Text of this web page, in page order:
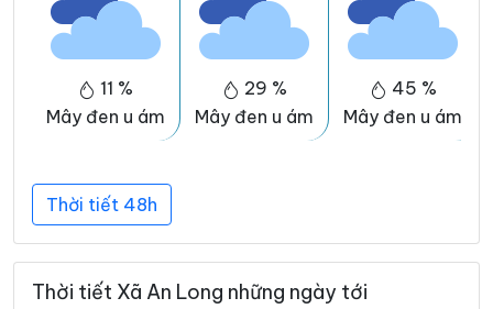
11 %
Mây đen u ám
29 %
Mây đen u ám
45 %
Mây đen u ám
Thời tiết 48h
Thời tiết Xã An Long những ngày tới